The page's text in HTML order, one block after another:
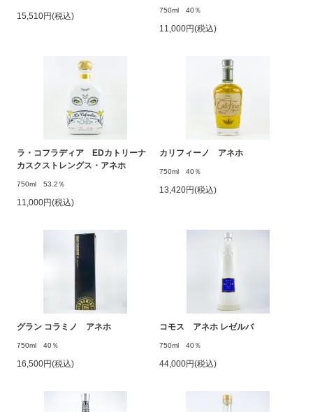
15,510円(税込)
750ml 40％
11,000円(税込)
ラ・コフラディア EDカトリーナ
カスクストレングス・アネホ
750ml 53.2％
11,000円(税込)
カリフィーノ アネホ
750ml 40％
13,420円(税込)
グラン コラミノ アネホ
750ml 40％
16,500円(税込)
コモス アネホ レゼルバ
750ml 40％
44,000円(税込)